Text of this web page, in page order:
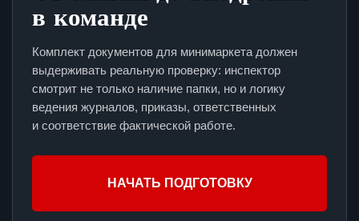
в команде
Комплект документов для минимаркета должен
выдерживать реальную проверку: инспектор
смотрит не только наличие папки, но и логику
ведения журналов, приказы, ответственных
и соответствие фактической работе.
НАЧАТЬ ПОДГОТОВКУ